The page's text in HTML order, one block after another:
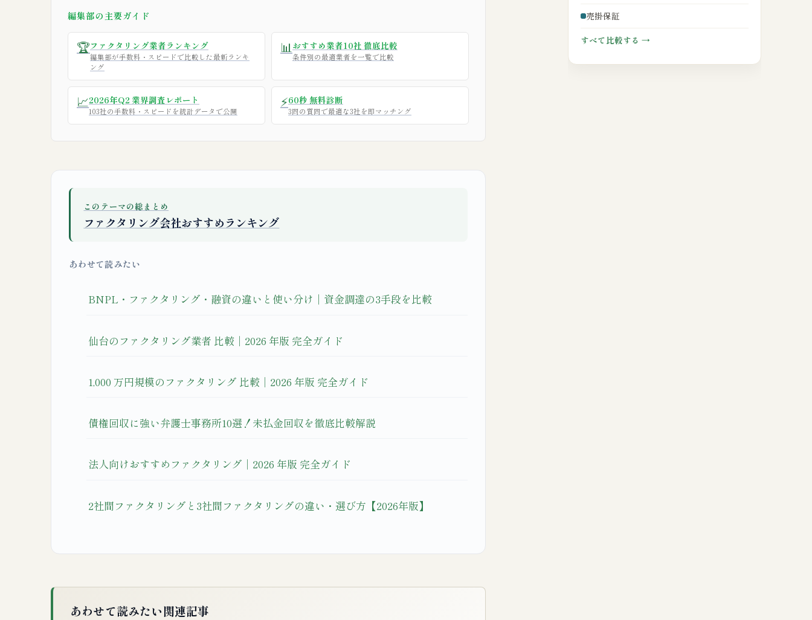
編集部の主要ガイド
🏆ファクタリング業者ランキング
編集部が手数料・スピードで比較した最新ランキ
ング
📊おすすめ業者10社 徹底比較
条件別の最適業者を一覧で比較
📈2026年Q2 業界調査レポート
103社の手数料・スピードを統計データで公開
⚡60秒 無料診断
3問の質問で最適な3社を即マッチング
このテーマの総まとめ
ファクタリング会社おすすめランキング
あわせて読みたい
BNPL・ファクタリング・融資の違いと使い分け｜資金調達の3手段を比較
仙台のファクタリング業者 比較｜2026 年版 完全ガイド
1,000 万円規模のファクタリング 比較｜2026 年版 完全ガイド
債権回収に強い弁護士事務所10選！未払金回収を徹底比較解説
法人向けおすすめファクタリング｜2026 年版 完全ガイド
2社間ファクタリングと3社間ファクタリングの違い・選び方【2026年版】
あわせて読みたい関連記事
売掛保証
すべて比較する →